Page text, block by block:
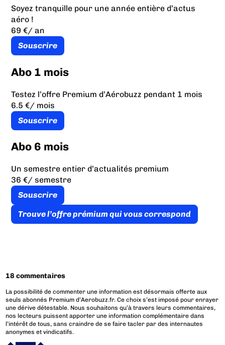
Soyez tranquille pour une année entière d’actus
aéro !
69 €/ an
Souscrire
Abo 1 mois
Testez l’offre Premium d’Aérobuzz pendant 1 mois
6.5 €/ mois
Souscrire
Abo 6 mois
Un semestre entier d’actualités premium
36 €/ semestre
Souscrire
Trouve l’offre prémium qui vous correspond
18 commentaires
La possibilité de commenter une information est désormais offerte aux
seuls abonnés Premium d’Aerobuzz.fr. Ce choix s’est imposé pour enrayer
une dérive détestable. Nous souhaitons qu’à travers leurs commentaires,
nos lecteurs puissent apporter une information complémentaire dans
l’intérêt de tous, sans craindre de se faire tacler par des internautes
anonymes et vindicatifs.